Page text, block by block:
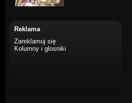
Reklama
Zareklamuj się
Kolumny i glosniki